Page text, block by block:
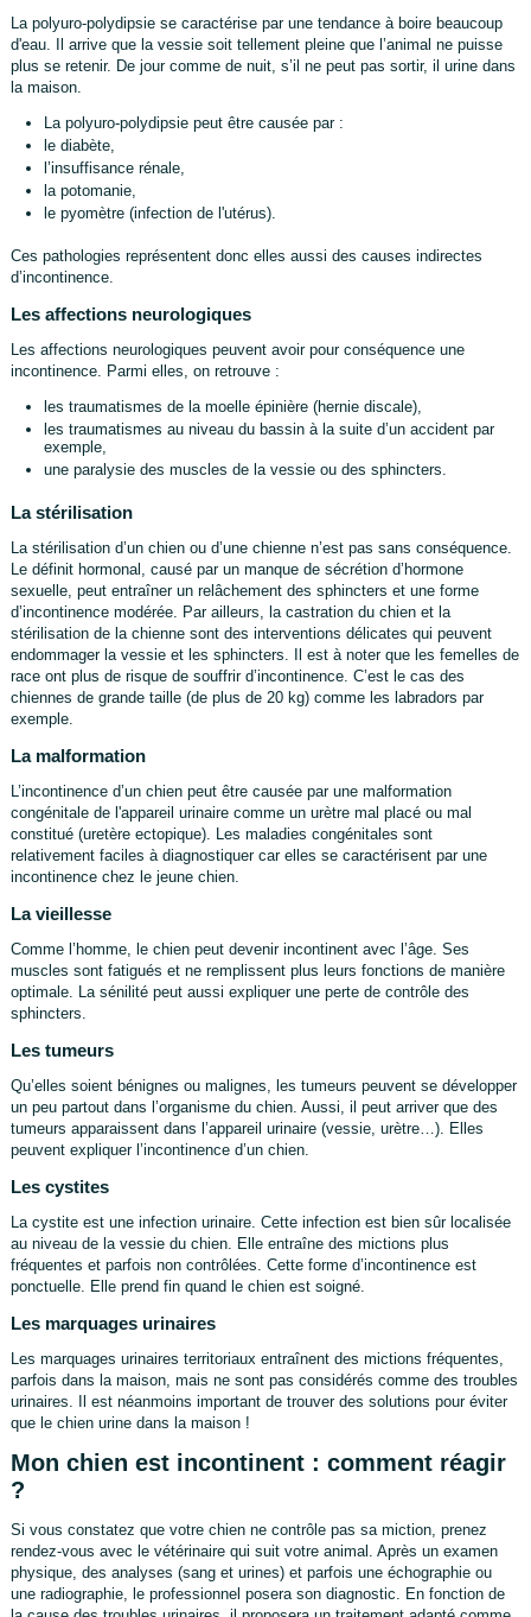
La polyuro-polydipsie se caractérise par une tendance à boire beaucoup
d'eau. Il arrive que la vessie soit tellement pleine que l’animal ne puisse
plus se retenir. De jour comme de nuit, s’il ne peut pas sortir, il urine dans
la maison.
La polyuro-polydipsie peut être causée par :
le diabète,
l’insuffisance rénale,
la potomanie,
le pyomètre (infection de l'utérus).
Ces pathologies représentent donc elles aussi des causes indirectes
d’incontinence.
Les affections neurologiques
Les affections neurologiques peuvent avoir pour conséquence une
incontinence. Parmi elles, on retrouve :
les traumatismes de la moelle épinière (hernie discale),
les traumatismes au niveau du bassin à la suite d’un accident par
exemple,
une paralysie des muscles de la vessie ou des sphincters.
La stérilisation
La stérilisation d’un chien ou d’une chienne n’est pas sans conséquence.
Le définit hormonal, causé par un manque de sécrétion d’hormone
sexuelle, peut entraîner un relâchement des sphincters et une forme
d’incontinence modérée. Par ailleurs, la castration du chien et la
stérilisation de la chienne sont des interventions délicates qui peuvent
endommager la vessie et les sphincters. Il est à noter que les femelles de
race ont plus de risque de souffrir d’incontinence. C’est le cas des
chiennes de grande taille (de plus de 20 kg) comme les labradors par
exemple.
La malformation
L’incontinence d’un chien peut être causée par une malformation
congénitale de l'appareil urinaire comme un urètre mal placé ou mal
constitué (uretère ectopique). Les maladies congénitales sont
relativement faciles à diagnostiquer car elles se caractérisent par une
incontinence chez le jeune chien.
La vieillesse
Comme l’homme, le chien peut devenir incontinent avec l’âge. Ses
muscles sont fatigués et ne remplissent plus leurs fonctions de manière
optimale. La sénilité peut aussi expliquer une perte de contrôle des
sphincters.
Les tumeurs
Qu’elles soient bénignes ou malignes, les tumeurs peuvent se développer
un peu partout dans l’organisme du chien. Aussi, il peut arriver que des
tumeurs apparaissent dans l’appareil urinaire (vessie, urètre…). Elles
peuvent expliquer l’incontinence d’un chien.
Les cystites
La cystite est une infection urinaire. Cette infection est bien sûr localisée
au niveau de la vessie du chien. Elle entraîne des mictions plus
fréquentes et parfois non contrôlées. Cette forme d’incontinence est
ponctuelle. Elle prend fin quand le chien est soigné.
Les marquages urinaires
Les marquages urinaires territoriaux entraînent des mictions fréquentes,
parfois dans la maison, mais ne sont pas considérés comme des troubles
urinaires. Il est néanmoins important de trouver des solutions pour éviter
que le chien urine dans la maison !
Mon chien est incontinent : comment réagir
?
Si vous constatez que votre chien ne contrôle pas sa miction, prenez
rendez-vous avec le vétérinaire qui suit votre animal. Après un examen
physique, des analyses (sang et urines) et parfois une échographie ou
une radiographie, le professionnel posera son diagnostic. En fonction de